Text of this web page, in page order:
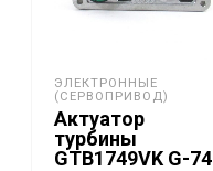
ЭЛЕКТРОННЫЕ
(СЕРВОПРИВОД)
Актуатор
турбины
GTB1749VK G-74